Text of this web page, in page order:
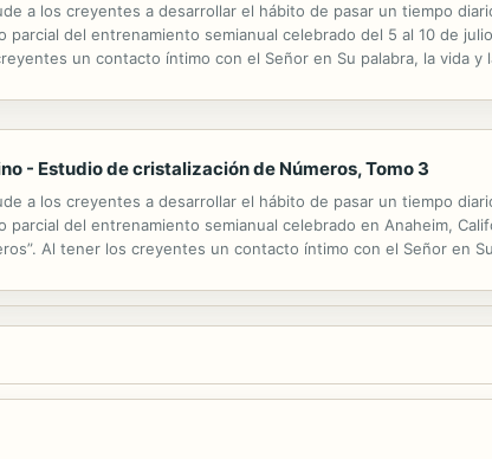
a los creyentes a desarrollar el hábito de pasar un tiempo
parcial del entrenamiento semianual celebrado del 5 al 10 de
un contacto íntimo con el Señor en Su palabra, la vida y
- Estudio de cristalización de Números, Tomo 3
a los creyentes a desarrollar el hábito de pasar un tiempo
del entrenamiento semianual celebrado en Anaheim,
Al tener los creyentes un contacto íntimo con el Señor en